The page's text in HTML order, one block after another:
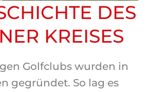
DES
KREISES
Golfclubs wurden in
gegründet. So lag es